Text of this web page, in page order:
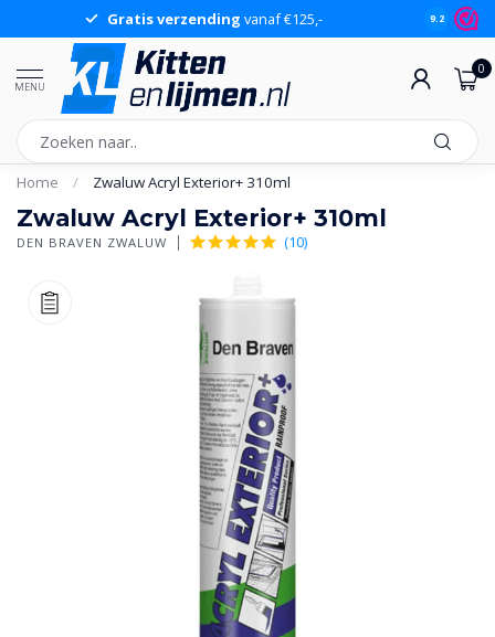
Gratis verzending vanaf €125,- 9.2
MENU
0
Home / Zwaluw Acryl Exterior+ 310ml
Zwaluw Acryl Exterior+ 310ml
DEN BRAVEN ZWALUW (10)